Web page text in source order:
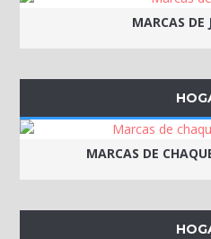
MARCAS DE
MARCAS DE